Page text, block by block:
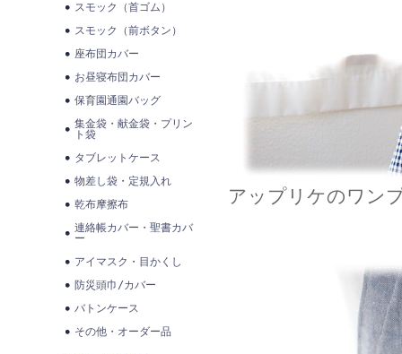
スモック（首ゴム）
スモック（前ボタン）
座布団カバー
お昼寝布団カバー
保育園通園バッグ
集金袋・献金袋・プリン
ト袋
タブレットケース
物差し袋・定規入れ
乾布摩擦布
連絡帳カバー・聖書カバ
ー
アイマスク・目かくし
防災頭巾/カバー
バトンケース
その他・オーダー品
アップリケのワン